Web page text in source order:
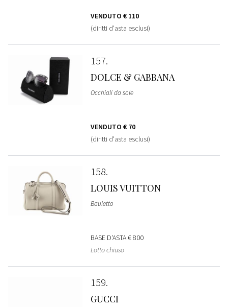
VENDUTO € 110
(diritti d'asta esclusi)
157
DOLCE & GABBANA
Occhiali da sole
VENDUTO € 70
(diritti d'asta esclusi)
158
LOUIS VUITTON
Bauletto
BASE D'ASTA€ 800
Lotto chiuso
159
GUCCI